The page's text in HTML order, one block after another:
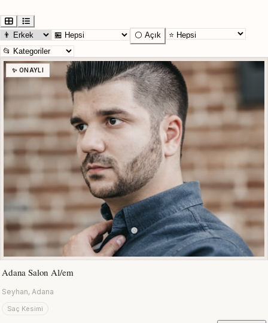
⚪ Açık
✨ ONAYLI
Adana Salon Al/em
Seyhan, Adana
Saç Kesimi